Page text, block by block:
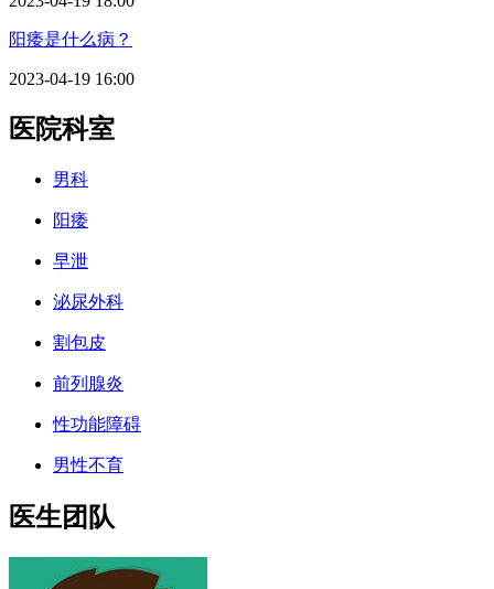
阳痿是什么病？
2023-04-19 16:00
医院科室
男科
阳痿
早泄
泌尿外科
割包皮
前列腺炎
性功能障碍
男性不育
医生团队